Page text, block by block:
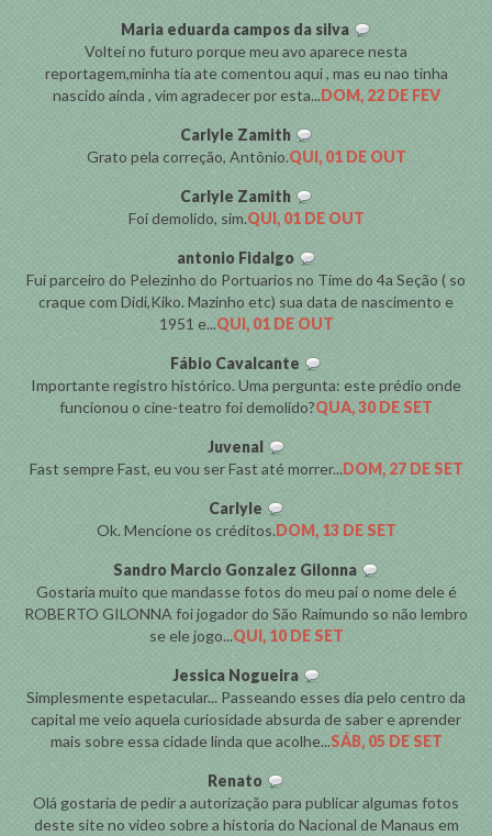
Maria eduarda campos da silva
Voltei no futuro porque meu avo aparece nesta
reportagem,minha tia ate comentou aqui , mas eu nao tinha
nascido ainda , vim agradecer por esta...DOM, 22 DE FEV
Carlyle Zamith
Grato pela correção, Antônio.QUI, 01 DE OUT
Carlyle Zamith
Foi demolido, sim.QUI, 01 DE OUT
antonio Fidalgo
Fui parceiro do Pelezinho do Portuarios no Time do 4a Seção ( so
craque com Didi,Kiko. Mazinho etc) sua data de nascimento e
1951 e...QUI, 01 DE OUT
Fábio Cavalcante
Importante registro histórico. Uma pergunta: este prédio onde
funcionou o cine-teatro foi demolido?QUA, 30 DE SET
Juvenal
Fast sempre Fast, eu vou ser Fast até morrer...DOM, 27 DE SET
Carlyle
Ok. Mencione os créditos.DOM, 13 DE SET
Sandro Marcio Gonzalez Gilonna
Gostaria muito que mandasse fotos do meu pai o nome dele é
ROBERTO GILONNA foi jogador do São Raimundo so não lembro
se ele jogo...QUI, 10 DE SET
Jessica Nogueira
Simplesmente espetacular... Passeando esses dia pelo centro da
capital me veio aquela curiosidade absurda de saber e aprender
mais sobre essa cidade linda que acolhe...SÁB, 05 DE SET
Renato
Olá gostaria de pedir a autorização para publicar algumas fotos
deste site no video sobre a historia do Nacional de Manaus em